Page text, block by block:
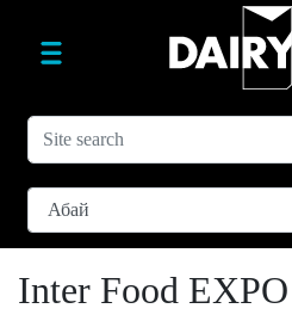
Inter Food